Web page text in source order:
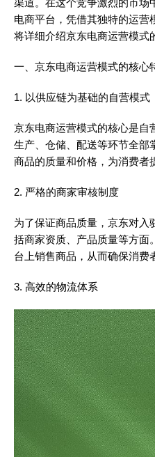
渠道。在这个竞争激烈的市场
电商平台，凭借其独特的运营
将详细介绍京东电商运营模式
一、京东电商运营模式的核心
1. 以供应链为基础的自营模式
京东电商运营模式的核心是自
生产、仓储、配送等环节全部
商品的质量和价格，为消费者
2. 严格的商家审核制度
为了保证商品质量，京东对入
括商家资质、产品质量等方面
台上销售商品，从而确保消费
3. 高效的物流体系